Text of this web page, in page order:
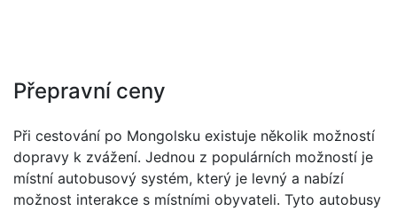
Přepravní ceny
Při cestování po Mongolsku existuje několik možností
dopravy k zvážení. Jednou z populárních možností je
místní autobusový systém, který je levný a nabízí
možnost interakce s místními obyvateli. Tyto autobusy